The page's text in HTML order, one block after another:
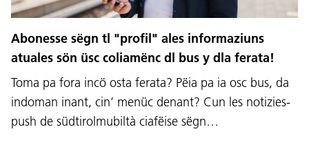
Abonesse sëgn tl "profil" ales informaziuns
atuales sön üsc coliamënc dl bus y dla ferata!
Toma pa fora incö osta ferata? Pëia pa ia osc bus, da
indoman inant, cin’ menüc denant? Cun les notizies-
push de südtirolmubiltà ciafëise sëgn…